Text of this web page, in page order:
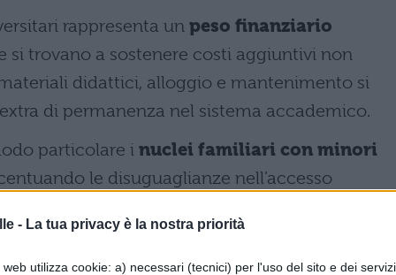
- La tua privacy è la nostra priorità
utilizza cookie: a) necessari (tecnici) per l'uso del sito e dei
rappresenta un peso finanziario
si trovano a sostenere costi aggiuntivi non
didattici, alloggio e mantenimento si
di permanenza nel sistema accademico.
particolare i nuclei familiari con minori
le disuguaglianze nell’accesso
non si limita all’aspetto puramente
da un lato l’erosione del risparmio
economica dei giovani che